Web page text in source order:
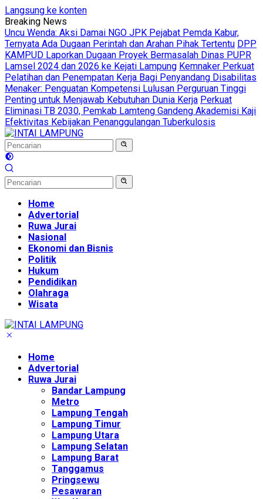
Langsung ke konten
Breaking News
Uncu Wenda: Aksi Damai NGO JPK Pejabat Pemda Kabur,
Ternyata Ada Dugaan Perintah dan Arahan Pihak Tertentu DPP
KAMPUD Laporkan Dugaan Proyek Bermasalah Dinas PUPR
Lamsel 2024 dan 2026 ke Kejati Lampung Kemnaker Perkuat
Pelatihan dan Penempatan Kerja Bagi Penyandang Disabilitas
Menaker: Penguatan Kompetensi Lulusan Perguruan Tinggi
Penting untuk Menjawab Kebutuhan Dunia Kerja Perkuat
Eliminasi TB 2030, Pemkab Lamteng Gandeng Akademisi Kaji
Efektivitas Kebijakan Penanggulangan Tuberkulosis
Home
Advertorial
Ruwa Jurai
Nasional
Ekonomi dan Bisnis
Politik
Hukum
Pendidikan
Olahraga
Wisata
Home
Advertorial
Ruwa Jurai
Bandar Lampung
Metro
Lampung Tengah
Lampung Timur
Lampung Utara
Lampung Selatan
Lampung Barat
Tanggamus
Pringsewu
Pesawaran